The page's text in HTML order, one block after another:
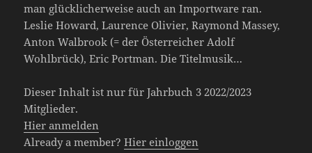
man glücklicherweise auch an Importware ran.
Leslie Howard, Laurence Olivier, Raymond Massey,
Anton Walbrook (= der Österreicher Adolf
Wohlbrück), Eric Portman. Die Titelmusik…
Dieser Inhalt ist nur für Jahrbuch 3 2022/2023
Mitglieder.
Hier anmelden
Already a member?Hier einloggen